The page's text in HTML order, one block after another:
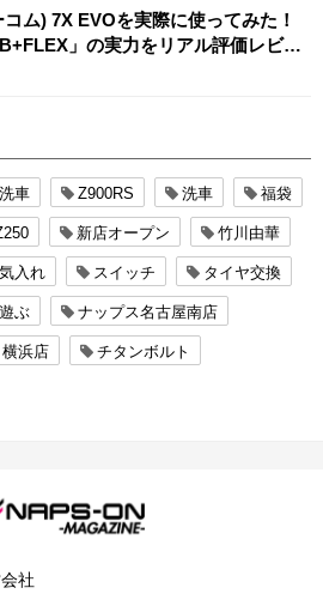
ム) 7X EVOを実際に使ってみた！
」の実力をリアル評価レビュ
車 Z900RS 洗車 福袋
新店オープン 竹川由華
入れ スイッチ タイヤ交換
ぶ ナップス名古屋南店
横浜店 チタンボルト
社